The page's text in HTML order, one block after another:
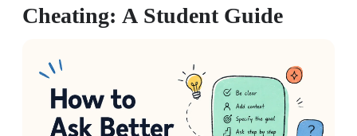
Cheating: A Student Guide